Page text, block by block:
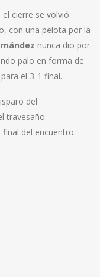
cierre se volvió
con una pelota por la
nunca dio por
palo en forma de
el 3-1 final.
del
travesaño
del encuentro.